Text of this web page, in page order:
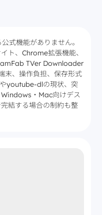
式機能がありません。
ト、Chrome拡張機能、
TVer Downloader
末、操作負担、保存形式
youtube-dlの現状、突
・Mac向けデス
結する場合の制約も整